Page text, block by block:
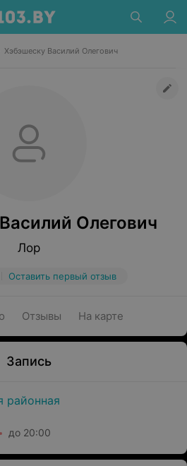
Хэбэшеску Василий Олегович
Олегович
Лор
Оставить первый отзыв
Отзывы На карте
Запись
районная
до 20:00